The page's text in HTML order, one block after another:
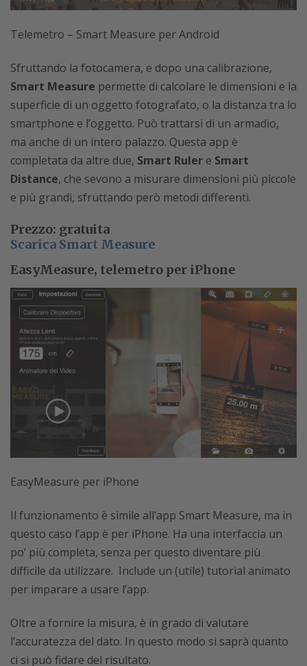
Telemetro – Smart Measure per Android
Sfruttando la fotocamera, e dopo una calibrazione,
Smart Measure permette di calcolare le dimensioni e la
superficie di un oggetto fotografato, o la distanza tra lo
smartphone e l’oggetto. Può trattarsi di un armadio,
ma anche di un intero palazzo. Questa app è
completata da altre due, Smart Ruler e Smart
Distance, che sevono a misurare dimensioni più piccole
e più grandi, sfruttando però metodi differenti.
Prezzo: gratuita
Scarica Smart Measure
EasyMeasure, telemetro per iPhone
EasyMeasure per iPhone
Il funzionamento è simile all’app Smart Measure, ma in
questo caso l’app è per iPhone. Ha una interfaccia un
po’ più completa, senza per questo diventare più
difficile da utilizzare. Include un (utile) tutorial animato
per imparare a usare l’app.
Oltre a fornire la misura, è in grado di valutare
l’accuratezza del dato. In questo modo si saprà quanto
ci si può fidare del risultato.